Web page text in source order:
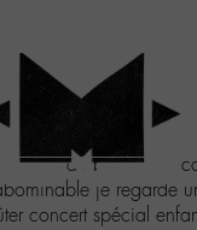
un peu de baume au
je regarde
concert spécial